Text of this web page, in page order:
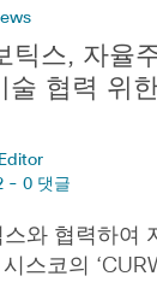
틱스, 자율
술 협력 위
- 0 댓글
와 협력하여
시스코의